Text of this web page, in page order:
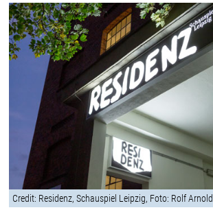
Credit: Residenz, Schauspiel Leipzig, Foto: Rolf Arnold